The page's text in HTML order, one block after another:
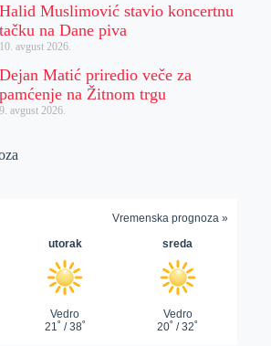
Halid Muslimović stavio koncertnu
tačku na Dane piva
10. avgust 2026.
Dejan Matić priredio veče za
pamćenje na Žitnom trgu
9. avgust 2026.